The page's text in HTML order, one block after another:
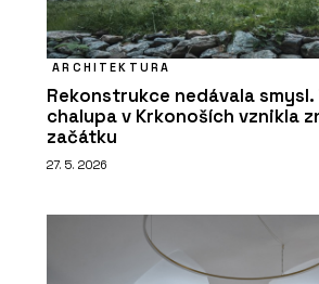
ARCHITEKTURA
Rekonstrukce nedávala smysl.
chalupa v Krkonoších vznikla
začátku
27. 5. 2026